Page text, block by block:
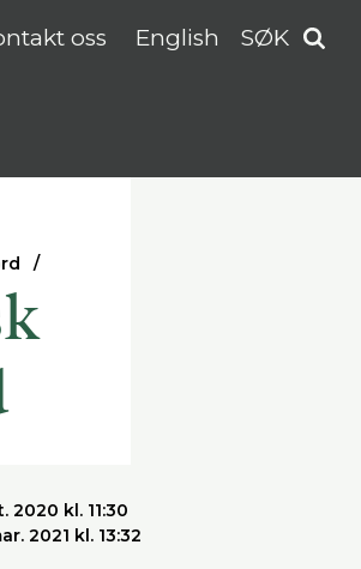
oss English SØK
2020 kl. 11:30
2021 kl. 13:32